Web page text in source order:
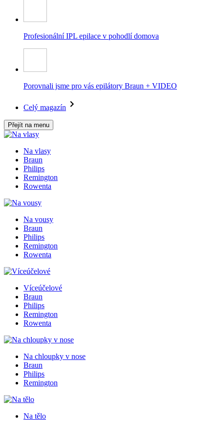
Profesionální IPL epilace v pohodlí domova
Porovnali jsme pro vás epilátory Braun + VIDEO
Celý magazín
Přejít na menu
Na vlasy
Braun
Philips
Remington
Rowenta
Na vousy
Braun
Philips
Remington
Rowenta
Víceúčelové
Braun
Philips
Remington
Rowenta
Na chloupky v nose
Braun
Philips
Remington
Na tělo